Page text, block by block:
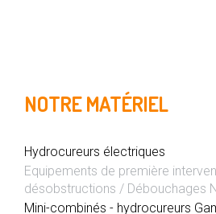
NOTRE MATÉRIEL
Hydrocureurs électriques
Equipements de première
désobstructions / Débouchages
Mini-combinés - hydrocureurs